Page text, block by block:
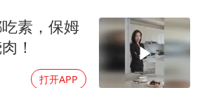
东方之约 相约未来
素，保姆
！
打开APP